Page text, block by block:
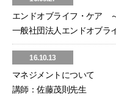
エンドオブライフ・ケア
一般社団法人エンドオブ
16.10.13
マネジメントについて
講師：佐藤茂則先生